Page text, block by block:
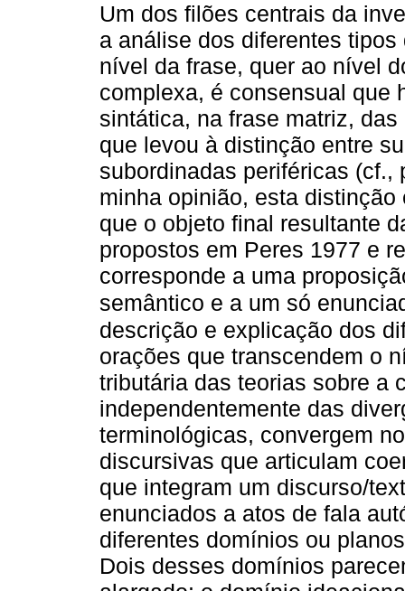
Um dos filões centrais da
a análise dos diferentes
nível da frase, quer ao nível
complexa, é consensual que
sintática, na frase matriz,
que levou à distinção entre
subordinadas periféricas (cf.,
minha opinião, esta
que o objeto final resultante
propostos em Peres 1977 e
corresponde a uma
semântico e a um só
descrição e explicação dos
orações que transcendem o
tributária das teorias sobre a
independentemente das
terminológicas, convergem
discursivas que articulam
que integram um discurso/
enunciados a atos de fala
diferentes domínios ou
Dois desses domínios